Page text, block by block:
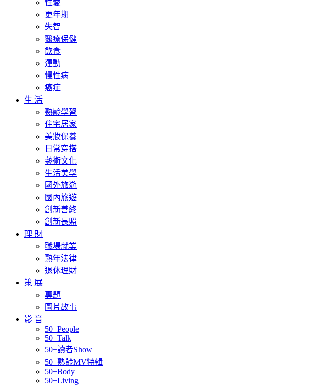
性愛
更年期
失智
醫療保健
飲食
運動
慢性病
癌症
生 活
熟齡學習
住宅居家
美妝保養
日常穿搭
藝術文化
生活美學
國外旅遊
國內旅遊
創新善終
創新長照
理 財
職場就業
熟年法律
退休理財
策 展
專題
圖片故事
影 音
50+People
50+Talk
50+讀者Show
50+熟齡MV特輯
50+Body
50+Living